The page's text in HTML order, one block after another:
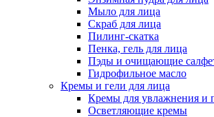
Мыло для лица
Скраб для лица
Пилинг-скатка
Пенка, гель для лица
Пэды и очищающие
Гидрофильное масло
Кремы и гели для лица
Кремы для увлажнения и
Осветляющие кремы